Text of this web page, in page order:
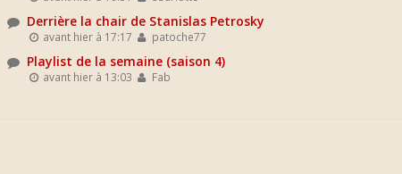
Derrière la chair de Stanislas Petrosky
avant hier à 17:17 patoche77
Playlist de la semaine (saison 4)
avant hier à 13:03 Fab